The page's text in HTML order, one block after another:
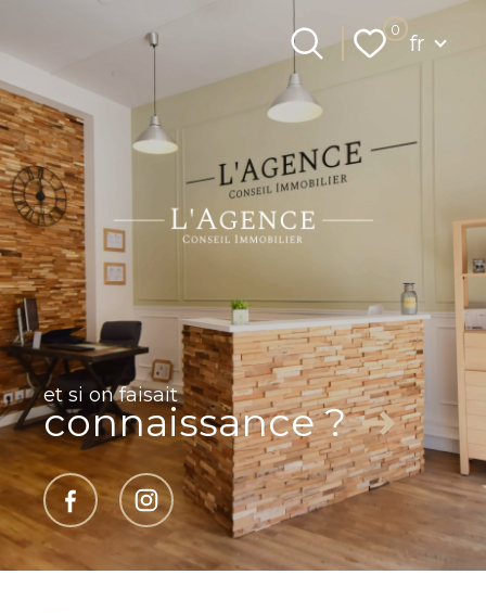
0 Langue
fr
0 Langue
et si on faisait
connaissance ?